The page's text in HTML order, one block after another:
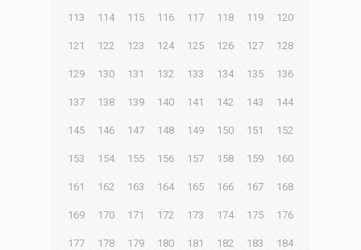
113 114 115 116 117 118 119 120
121 122 123 124 125 126 127 128
129 130 131 132 133 134 135 136
137 138 139 140 141 142 143 144
145 146 147 148 149 150 151 152
153 154 155 156 157 158 159 160
161 162 163 164 165 166 167 168
169 170 171 172 173 174 175 176
177 178 179 180 181 182 183 184